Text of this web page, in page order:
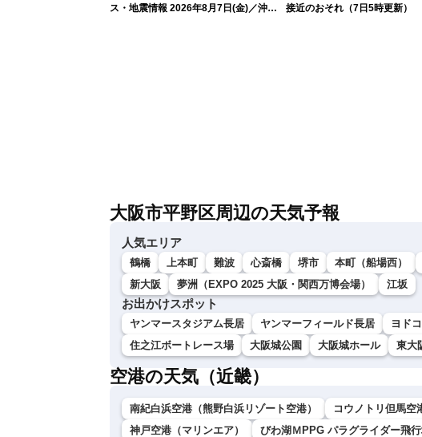
ス・地震情報 2026年8月7日(金)／沖
接近のおそれ（7日5時更新）
大阪市平野区周辺の天気予報
人気エリア
鶴橋 上本町 難波 心斎橋 堺市 本町（船場西）
新大阪
夢洲（EXPO 2025 大阪・関西万博会場） 江坂
お出かけスポット
ヤンマースタジアム長居 ヤンマーフィールド長居 ヨド
住之江ボートレース場
大阪城公園 大阪城ホール 東大
空港の天気（近畿）
南紀白浜空港（熊野白浜リゾート空港） コウノトリ但馬空
神戸空港（マリンエア）
びわ湖ＭPPG パラグライダー飛行